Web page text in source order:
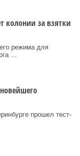
колонии за взятки
режима для
...
прошел тест-